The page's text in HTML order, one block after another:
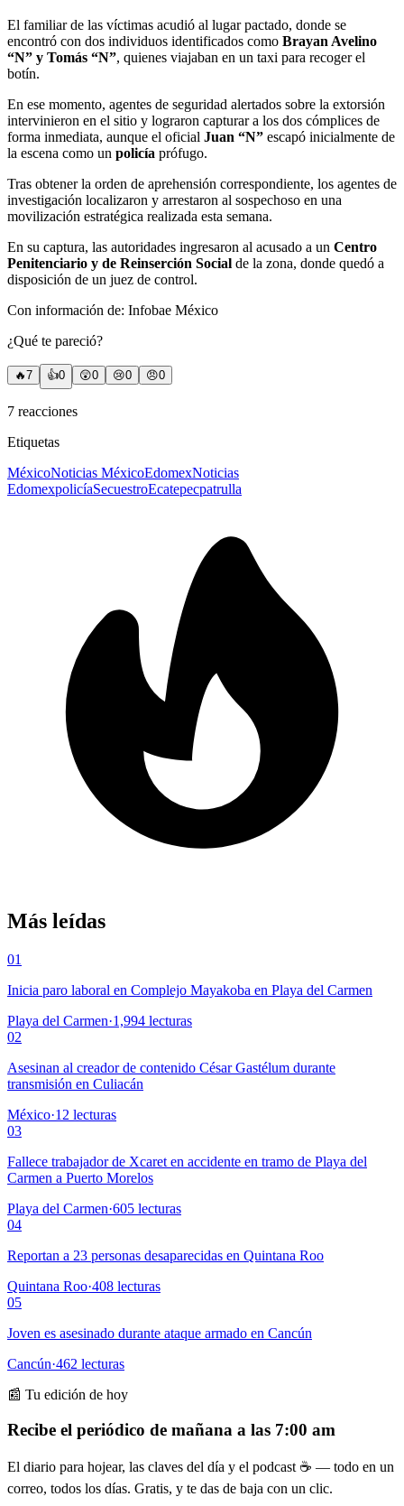
El familiar de las víctimas acudió al lugar pactado, donde se
encontró con dos individuos identificados como Brayan Avelino
“N” y Tomás “N”, quienes viajaban en un taxi para recoger el
botín.
En ese momento, agentes de seguridad alertados sobre la extorsión
intervinieron en el sitio y lograron capturar a los dos cómplices de
forma inmediata, aunque el oficial Juan “N” escapó inicialmente de
la escena como un policía prófugo.
Tras obtener la orden de aprehensión correspondiente, los agentes de
investigación localizaron y arrestaron al sospechoso en una
movilización estratégica realizada esta semana.
En su captura, las autoridades ingresaron al acusado a un Centro
Penitenciario y de Reinserción Social de la zona, donde quedó a
disposición de un juez de control.
Con información de: Infobae México
¿Qué te pareció?
🔥7 👍0 😲0 😢0 😠0
7 reacciones
Etiquetas
MéxicoNoticias MéxicoEdomexNoticias
EdomexpolicíaSecuestroEcatepecpatrulla
Más leídas
01
Inicia paro laboral en Complejo Mayakoba en Playa del Carmen
Playa del Carmen·1,994 lecturas
02
Asesinan al creador de contenido César Gastélum durante
transmisión en Culiacán
México·12 lecturas
03
Fallece trabajador de Xcaret en accidente en tramo de Playa del
Carmen a Puerto Morelos
Playa del Carmen·605 lecturas
04
Reportan a 23 personas desaparecidas en Quintana Roo
Quintana Roo·408 lecturas
05
Joven es asesinado durante ataque armado en Cancún
Cancún·462 lecturas
📰 Tu edición de hoy
Recibe el periódico de mañana a las 7:00 am
El diario para hojear, las claves del día y el podcast ☕ — todo en un
correo, todos los días. Gratis, y te das de baja con un clic.